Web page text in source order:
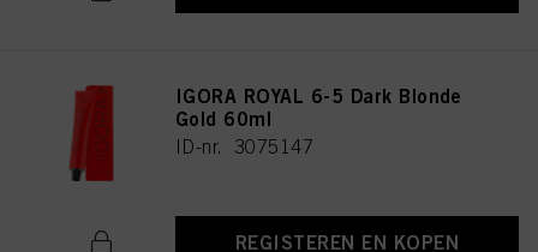
IGORA ROYAL 6-5 Dark Blonde
Gold 60ml
ID-nr. 3075147
REGISTEREN EN KOPEN